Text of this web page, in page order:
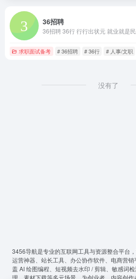
36招聘
求职面试备考 # 36招聘 # 36行 # 人事/文职
没有了
3456导航是专业的互联网工具与资源整合平台
运营神器、站长工具、办公协作软件、电商营
盖 AI 绘图编程、短视频去水印 / 剪辑、敏感词检
理、素材下载等多元场景，为创业者、内容创